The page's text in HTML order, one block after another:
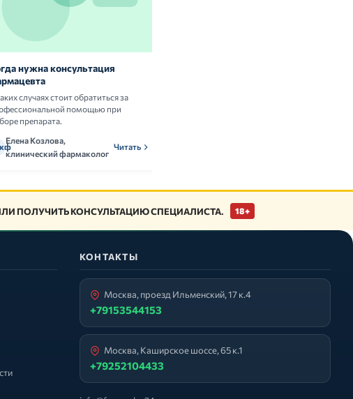
нужна консультация
случаях стоит обратиться за
помощью при
препарата.
Елена Козлова,
клинический фармаколог
Читать
ПОЛУЧИТЬ КОНСУЛЬТАЦИЮ СПЕЦИАЛИСТА. 18+
КОНТАКТЫ
Москва, проезд Ильменский, 17 к.4
+79153544153
Москва, Каширское шоссе, 65 к.1
+79252104433